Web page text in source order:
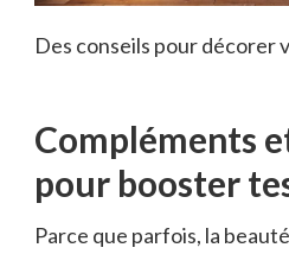
Des conseils pour décorer
Compléments
pour booster
Parce que parfois, la